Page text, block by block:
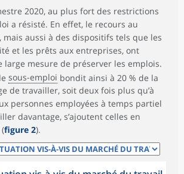
2020, au plus fort des restrictions
a résisté. En effet, le recours au
, mais aussi à des dispositifs tels que les
et les prêts aux entreprises, ont
large mesure de préserver les emplois.
sous-emploi bondit ainsi à 20 % de la
de travailler, soit deux fois plus qu’à
personnes employées à temps partiel
davantage, s’ajoutent celles en
figure 2).